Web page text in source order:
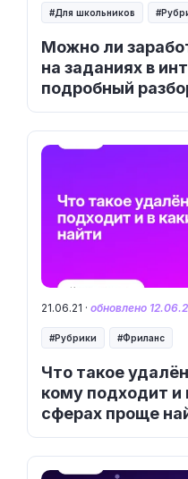
Можно ли
на заданиях в
подробный
Для школьников
Что такое
кому подходит и
сферах проще
21.06.21 · обновлено
Рубрики Фриланс